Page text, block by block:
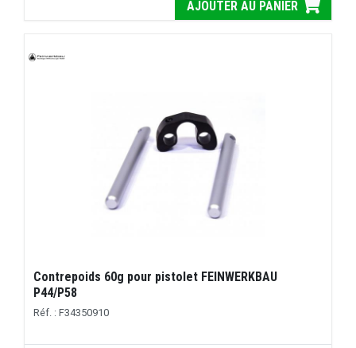
AJOUTER AU PANIER
Contrepoids 60g pour pistolet FEINWERKBAU
P44/P58
Réf. : F34350910